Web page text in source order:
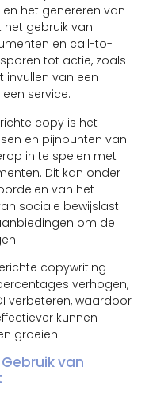
het genereren van
gebruik van
en call-to-
tot actie, zoals
invullen van een
service.
copy is het
en pijnpunten van
in te spelen met
Dit kan onder
van het
sociale bewijslast
om de
copywriting
verhogen,
verbeteren, waardoor
kunnen
groeien.
van